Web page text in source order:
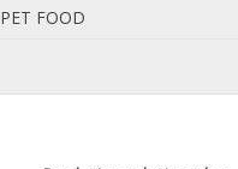
PET FOOD